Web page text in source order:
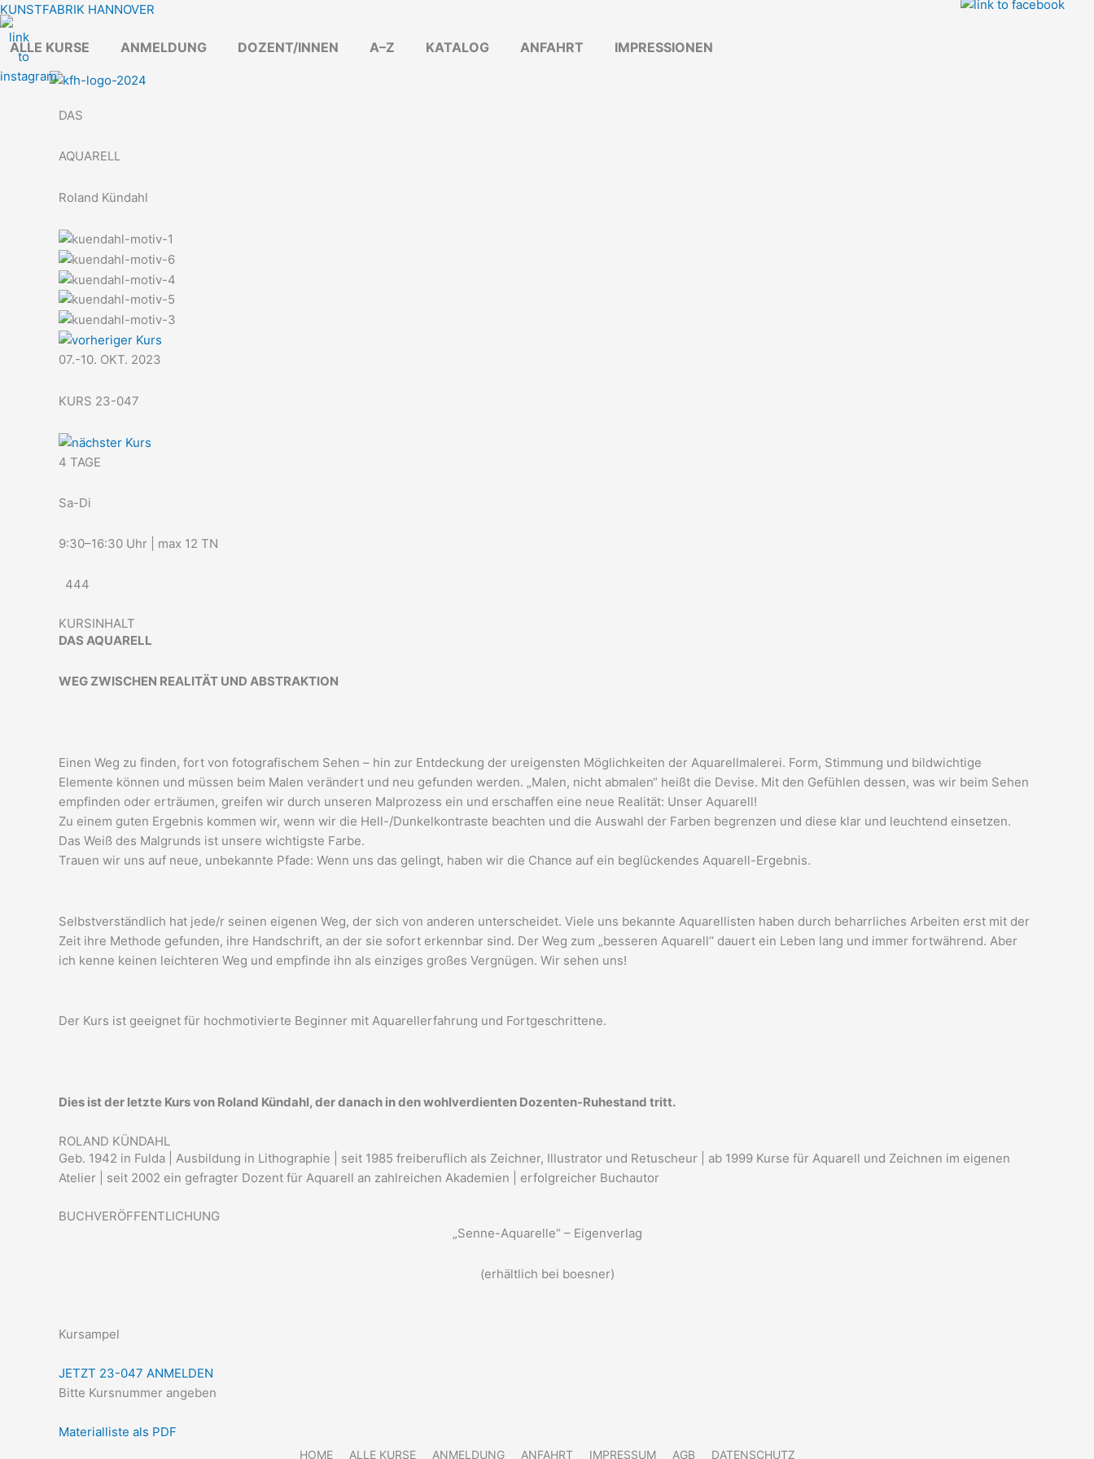
Zum
Inhalt
springen
KUNSTFABRIK HANNOVER
ALLE KURSE ANMELDUNG DOZENT/INNEN A–Z KATALOG ANFAHRT IMPRESSIONEN
DAS
AQUARELL
Roland Kündahl
07.-10. OKT. 2023
KURS 23-047
4 TAGE
Sa-Di
9:30–16:30 Uhr | max 12 TN
444
KURSINHALT
DAS AQUARELL
WEG ZWISCHEN REALITÄT UND ABSTRAKTION
Einen Weg zu finden, fort von fotografischem Sehen – hin zur Entdeckung der ureigensten Möglichkeiten der Aquarellmalerei. Form, Stimmung und bildwichtige
Elemente können und müssen beim Malen verändert und neu gefunden werden. „Malen, nicht abmalen“ heißt die Devise. Mit den Gefühlen dessen, was wir beim Sehen
empfinden oder erträumen, greifen wir durch unseren Malprozess ein und erschaffen eine neue Realität: Unser Aquarell!
Zu einem guten Ergebnis kommen wir, wenn wir die Hell-/Dunkelkontraste beachten und die Auswahl der Farben begrenzen und diese klar und leuchtend einsetzen.
Das Weiß des Malgrunds ist unsere wichtigste Farbe.
Trauen wir uns auf neue, unbekannte Pfade: Wenn uns das gelingt, haben wir die Chance auf ein beglückendes Aquarell-Ergebnis.
Selbstverständlich hat jede/r seinen eigenen Weg, der sich von anderen unterscheidet. Viele uns bekannte Aquarellisten haben durch beharrliches Arbeiten erst mit der
Zeit ihre Methode gefunden, ihre Handschrift, an der sie sofort erkennbar sind. Der Weg zum „besseren Aquarell‘‘ dauert ein Leben lang und immer fortwährend. Aber
ich kenne keinen leichteren Weg und empfinde ihn als einziges großes Vergnügen. Wir sehen uns!
Der Kurs ist geeignet für hochmotivierte Beginner mit Aquarellerfahrung und Fortgeschrittene.
Dies ist der letzte Kurs von Roland Kündahl, der danach in den wohlverdienten Dozenten-Ruhestand tritt.
ROLAND KÜNDAHL
Geb. 1942 in Fulda | Ausbildung in Lithographie | seit 1985 freiberuflich als Zeichner, Illustrator und Retuscheur | ab 1999 Kurse für Aquarell und Zeichnen im eigenen
Atelier | seit 2002 ein gefragter Dozent für Aquarell an zahlreichen Akademien | erfolgreicher Buchautor
BUCHVERÖFFENTLICHUNG
„Senne-Aquarelle“ – Eigenverlag
(erhältlich bei boesner)
Kursampel
JETZT 23-047 ANMELDEN
Bitte Kursnummer angeben
Materialliste als PDF
HOME ALLE KURSE ANMELDUNG ANFAHRT IMPRESSUM AGB DATENSCHUTZ